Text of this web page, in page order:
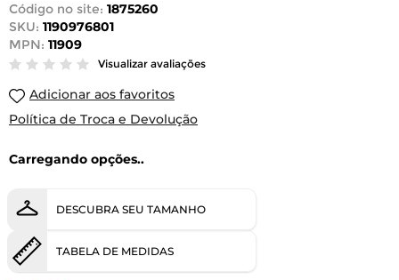
Código no site: 1875260
SKU: 1190976801
MPN: 11909
Visualizar avaliações
Adicionar aos favoritos
Política de Troca e Devolução
Carregando opções..
DESCUBRA SEU TAMANHO
TABELA DE MEDIDAS